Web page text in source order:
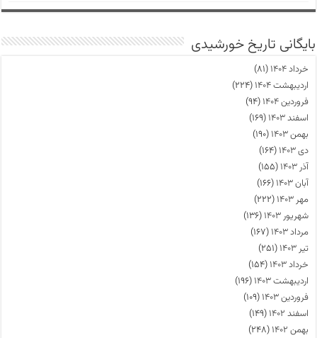
بایگانی تاریخ خورشیدی
خرداد ۱۴۰۴
(۸۱)
اردیبهشت ۱۴۰۴
(۲۲۴)
فروردین ۱۴۰۴
(۹۴)
اسفند ۱۴۰۳
(۱۶۹)
بهمن ۱۴۰۳
(۱۹۰)
دی ۱۴۰۳
(۱۶۴)
آذر ۱۴۰۳
(۱۵۵)
آبان ۱۴۰۳
(۱۶۶)
مهر ۱۴۰۳
(۲۲۲)
شهریور ۱۴۰۳
(۱۳۶)
مرداد ۱۴۰۳
(۱۶۷)
تیر ۱۴۰۳
(۲۵۱)
خرداد ۱۴۰۳
(۱۵۴)
اردیبهشت ۱۴۰۳
(۱۹۶)
فروردین ۱۴۰۳
(۱۰۹)
اسفند ۱۴۰۲
(۱۴۹)
بهمن ۱۴۰۲
(۲۴۸)